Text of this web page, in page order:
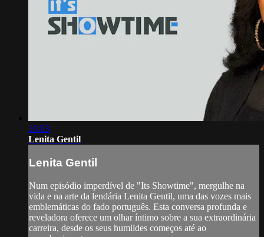
16:03
Lenita Gentil
Lenita Gentil
Num episódio imperdível de "Its Showtime", mergulhe na
vida e na arte da lendária Lenita Gentil, uma das vozes mais
emblemáticas do fado português. Esta conversa profunda e
reveladora oferece um olhar íntimo sobre a sua extraordinária
carreira, desde os seus humildes começos até ao